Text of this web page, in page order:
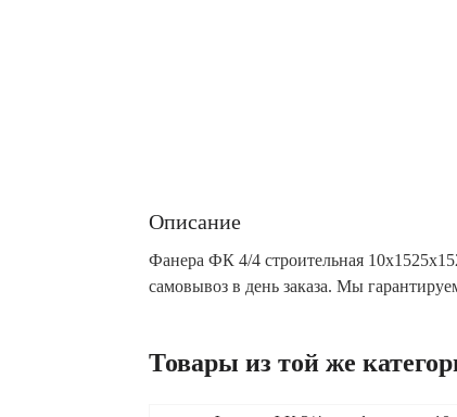
Описание
Фанера ФК 4/4 строительная
самовывоз в день заказа. Мы
Товары из той же